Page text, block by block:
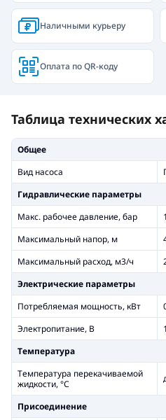
Наличными курьеру
Оплата по QR-коду
Таблица технических
Общее
Вид насоса
Гидравлические параметры
Макс. рабочее давление, бар
Максимальный напор, м
Максимальный расход, м3/ч
Электрические параметры
Потребляемая мощность, кВт
Электропитание, В
Температура
Температура перекачиваемой
жидкости, °С
Присоединение